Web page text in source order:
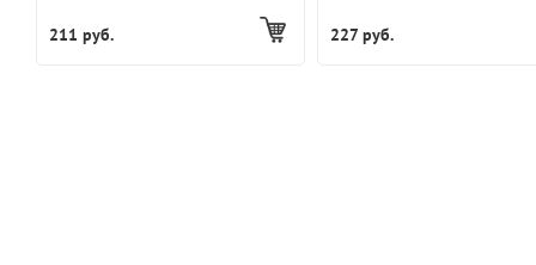
211 руб. 227 руб.